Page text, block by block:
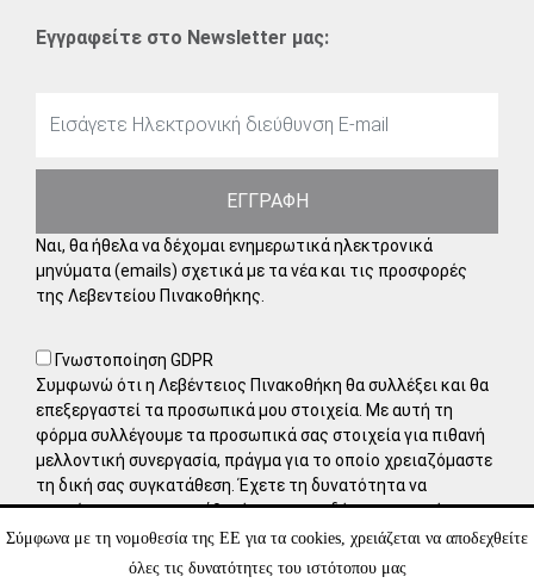
Σύμφωνα με τη νομοθεσία της ΕΕ για τα cookies, χρειάζεται να αποδεχθείτε
όλες τις δυνατότητες του ιστότοπου μας
Εγγραφείτε στο Newsletter μας:
ΕΓΓΡΑΦΗ
Ναι, θα ήθελα να δέχομαι ενημερωτικά ηλεκτρονικά
μηνύματα (emails) σχετικά με τα νέα και τις προσφορές
της Λεβεντείου Πινακοθήκης.
Γνωστοποίηση GDPR
Συμφωνώ ότι η Λεβέντειος Πινακοθήκη θα συλλέξει και θα
επεξεργαστεί τα προσωπικά μου στοιχεία. Με αυτή τη
φόρμα συλλέγουμε τα προσωπικά σας στοιχεία για πιθανή
μελλοντική συνεργασία, πράγμα για το οποίο χρειαζόμαστε
τη δική σας συγκατάθεση. Έχετε τη δυνατότητα να
αποσύρετε τη συγκατάθεσή σας οποιαδήποτε στιγμή,
στέλνοντάς μας ένα μήνυμα στο ηλεκτρονικό ταχυδρομείο.
Μάθετε περισσότερα για τον τρόπο διαχείρισης και